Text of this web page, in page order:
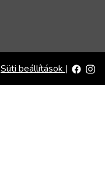
Süti beállítások |